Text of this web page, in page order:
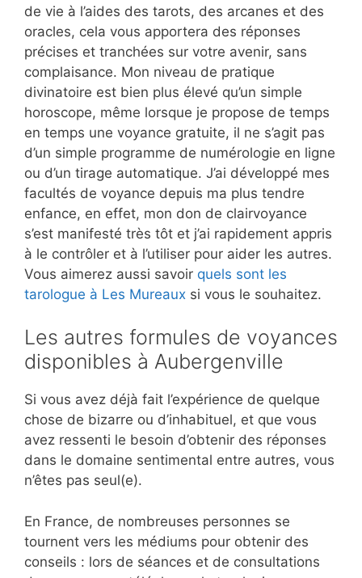
de vie à l’aides des tarots, des arcanes et des
oracles, cela vous apportera des réponses
précises et tranchées sur votre avenir, sans
complaisance. Mon niveau de pratique
divinatoire est bien plus élevé qu’un simple
horoscope, même lorsque je propose de temps
en temps une voyance gratuite, il ne s’agit pas
d’un simple programme de numérologie en ligne
ou d’un tirage automatique. J’ai développé mes
facultés de voyance depuis ma plus tendre
enfance, en effet, mon don de clairvoyance
s’est manifesté très tôt et j’ai rapidement appris
à le contrôler et à l’utiliser pour aider les autres.
Vous aimerez aussi savoir quels sont les
tarologue à Les Mureaux si vous le souhaitez.
Les autres formules de voyances
disponibles à Aubergenville
Si vous avez déjà fait l’expérience de quelque
chose de bizarre ou d’inhabituel, et que vous
avez ressenti le besoin d’obtenir des réponses
dans le domaine sentimental entre autres, vous
n’êtes pas seul(e).
En France, de nombreuses personnes se
tournent vers les médiums pour obtenir des
conseils : lors de séances et de consultations